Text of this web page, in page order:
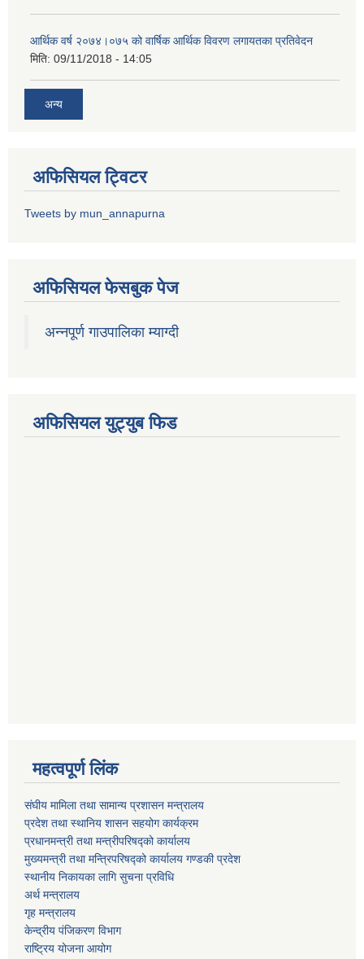
आर्थिक वर्ष २०७४।०७५ को वार्षिक आर्थिक विवरण लगायतका प्रतिवेदन
मिति: 09/11/2018 - 14:05
अन्य
अफिसियल ट्विटर
Tweets by mun_annapurna
अफिसियल फेसबुक पेज
अन्नपूर्ण गाउपालिका म्याग्दी
अफिसियल युट्युब फिड
महत्वपूर्ण लिंक
संघीय मामिला तथा सामान्य प्रशासन मन्त्रालय
प्रदेश तथा स्थानिय शासन सहयोग कार्यक्रम
प्रधानमन्त्री तथा मन्त्रीपरिषद्को कार्यालय
मुख्यमन्त्री तथा मन्त्रिपरिषद्को कार्यालय गण्डकी प्रदेश
स्थानीय निकायका लागि सुचना प्रविधि
अर्थ मन्त्रालय
गृह मन्त्रालय
केन्द्रीय पंजिकरण विभाग
राष्ट्रिय योजना आयोग